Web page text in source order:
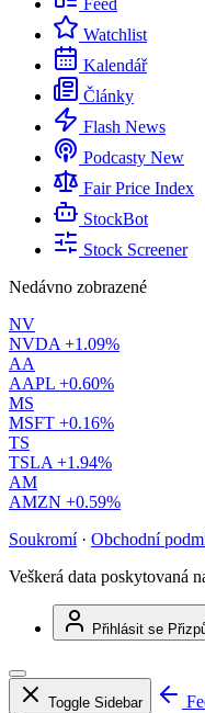
Feed
Watchlist
Kalendář
Články
Flash News
Podcasty New
Fair Price Index
StockBot
Stock Screener
Nedávno zobrazené
NV
NVDA +1.09%
AA
AAPL +0.60%
MS
MSFT +0.16%
TS
TSLA +1.94%
AM
AMZN +0.59%
Soukromí · Obchodní
Veškerá data poskytovaná
Přihlásit se
Toggle Sidebar